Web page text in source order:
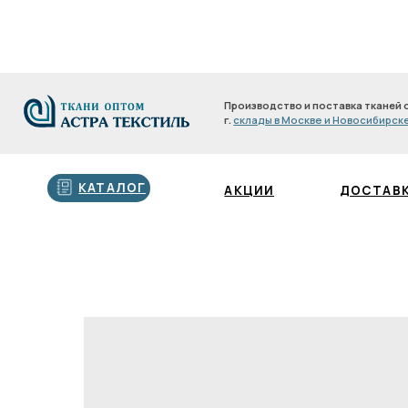
склады в Москве и Новосибирске